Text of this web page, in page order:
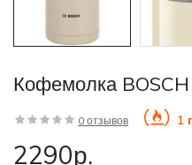
Кофемолка
0 отзывов 1
2290р.